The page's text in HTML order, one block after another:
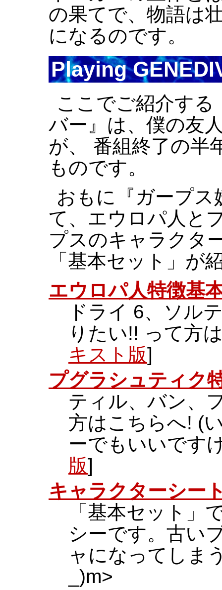
の果てで、物語は
になるのです。
Playing
ここでご紹介す
バー』は、僕の友
が、 番組終了の半
ものです。
おもに『ガープス
て、エウロパ人と
プスのキャラクタ
「基本セット」が
エウロパ人特徴基
ドライ 6、ソル
りたい!! って方
キスト版]
プグラシュティク
ティル、バン、
方はこちらへ! (
ーでもいいです
版]
キャラクターシー
「基本セット」
シーです。古い
ャになってしま
_)m>